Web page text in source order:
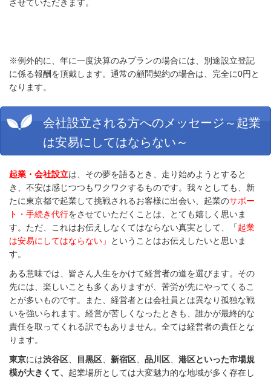
させていただきます。
※例外的に、年に一度決算のみプランの場合には、別途設立登記
に係る報酬を頂戴します。通常の顧問契約の場合は、完全に0円と
なります。
会社設立される方へのメッセージ～起業
は安易にしてはならない～
起業・会社設立は、その夢を語るとき、走り始めようとすると
き、不安は感じつつもワクワクするものです。我々としても、新
たに東京都で起業して挑戦されるお客様に出会い、起業のサポー
ト・手続き代行をさせていただくことは、とても嬉しく思いま
す。ただ、これはお伝えしなくてはならない真実として、「起業
は安易にしてはならない」
ということはお伝えしたいと思いま
す。
ある意味では、皆さん人生をかけて経営者の道を選びます。その
先には、楽しいことも多くありますが、苦労が先にやってくるこ
とが多いものです。また、経営者とは会社員とは異なり孤独な戦
いを強いられます。経営が苦しくなったときも、誰かが最終的な
責任を取ってくれる訳でもありません。全ては経営者の責任とな
ります。
東京には渋谷区 目黒区 新宿区 品川区
港区といった市場規
模が大きくて、 起業場所としては大変魅力的な地域が多く存在し